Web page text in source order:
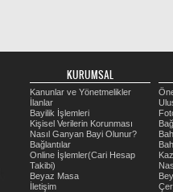
KURUMSAL
Kanunlar ve Yönetmelikler
İlanlar
Bayilik İşlemleri
Kişisel Verilerin Korunması
Nasıl Ganyan Bayi Olunur?
Bağlantılar
Online İşlemler(Cari Hesap
Takibi)
Beyaz Masa
İletişim